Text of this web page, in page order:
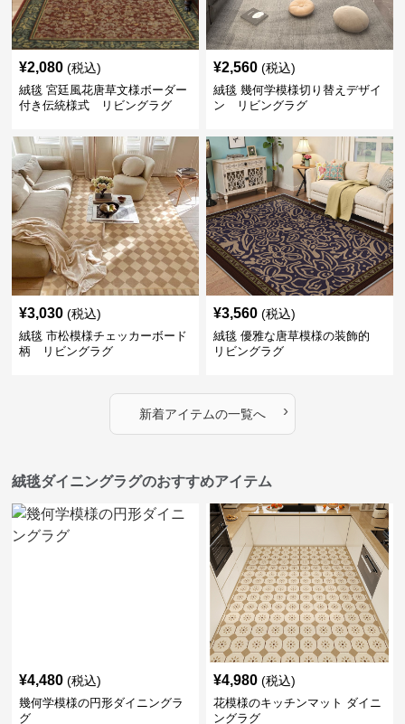
¥2,080 (税込)
絨毯 宮廷風花唐草文様ボーダー
付き伝統様式 リビングラグ
¥2,560 (税込)
絨毯 幾何学模様切り替えデザイ
ン リビングラグ
¥3,030 (税込)
絨毯 市松模様チェッカーボード
柄 リビングラグ
¥3,560 (税込)
絨毯 優雅な唐草模様の装飾的
リビングラグ
新着アイテムの一覧へ ›
絨毯ダイニングラグのおすすめアイテム
¥4,480 (税込)
幾何学模様の円形ダイニングラ
グ
¥4,980 (税込)
花模様のキッチンマット ダイニ
ングラグ